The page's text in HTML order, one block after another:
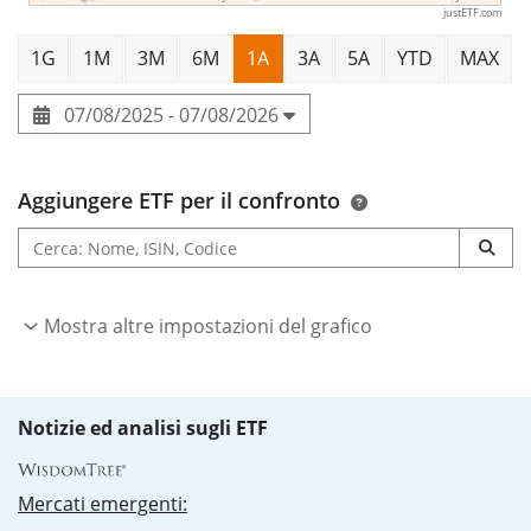
domicilio fiscale in Irlanda
justETF.com
1G 1M 3M 6M 1A 3A 5A YTD MAX
07/08/2025 - 07/08/2026
Aggiungere ETF per il confronto
Mostra altre impostazioni del grafico
Notizie ed analisi sugli ETF
Mercati emergenti: